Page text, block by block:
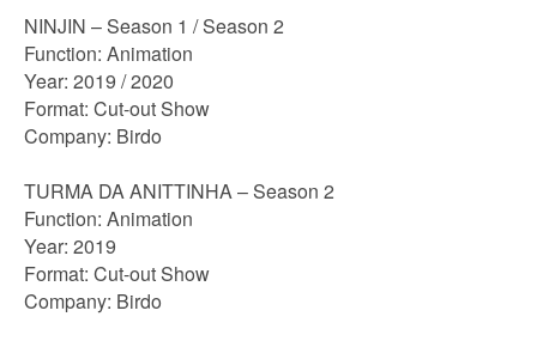
NINJIN – Season 1 / Season 2
Function: Animation
Year: 2019 / 2020
Format: Cut-out Show
Company: Birdo
TURMA DA ANITTINHA – Season 2
Function: Animation
Year: 2019
Format: Cut-out Show
Company: Birdo